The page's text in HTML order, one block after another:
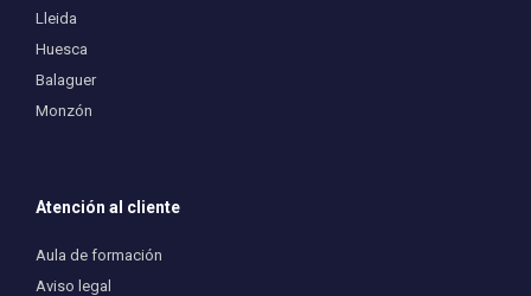
Lleida
Huesca
Balaguer
Monzón
Atención al cliente
Aula de formación
Aviso legal